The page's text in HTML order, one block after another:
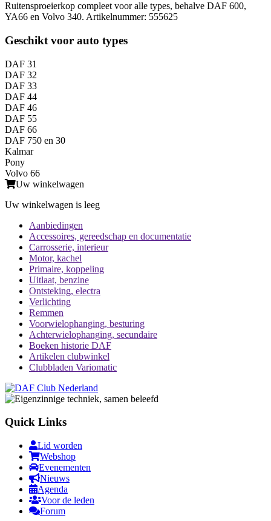
Ruitensproeierkop compleet voor alle types, behalve DAF 600,
YA66 en Volvo 340. Artikelnummer: 555625
Geschikt voor auto types
DAF 31
DAF 32
DAF 33
DAF 44
DAF 46
DAF 55
DAF 66
DAF 750 en 30
Kalmar
Pony
Volvo 66
Uw winkelwagen
Uw winkelwagen is leeg
Aanbiedingen
Accessoires, gereedschap en documentatie
Carrosserie, interieur
Motor, kachel
Primaire, koppeling
Uitlaat, benzine
Ontsteking, electra
Verlichting
Remmen
Voorwielophanging, besturing
Achterwielophanging, secundaire
Boeken historie DAF
Artikelen clubwinkel
Clubbladen Variomatic
Quick Links
Lid worden
Webshop
Evenementen
Nieuws
Agenda
Voor de leden
Forum